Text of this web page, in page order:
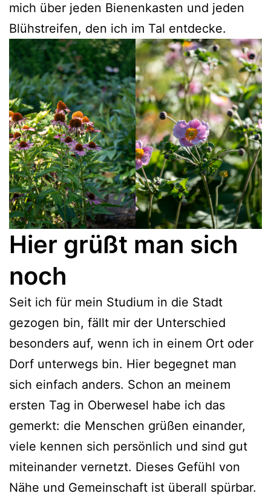
mich über jeden Bienenkasten und jeden
Blühstreifen, den ich im Tal entdecke.
Hier grüßt man sich
noch
Seit ich für mein Studium in die Stadt
gezogen bin, fällt mir der Unterschied
besonders auf, wenn ich in einem Ort oder
Dorf unterwegs bin. Hier begegnet man
sich einfach anders. Schon an meinem
ersten Tag in Oberwesel habe ich das
gemerkt: die Menschen grüßen einander,
viele kennen sich persönlich und sind gut
miteinander vernetzt. Dieses Gefühl von
Nähe und Gemeinschaft ist überall spürbar.